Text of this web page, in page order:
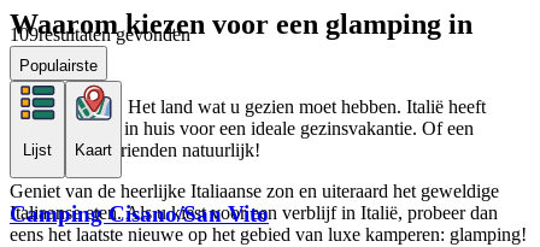
Waarom kiezen voor een glamping in
Italië?
La Bella Italia! Het land wat u gezien moet hebben. Italië heeft
werkelijk alles in huis voor een ideale gezinsvakantie. Of een
vakantie met vrienden natuurlijk!
Geniet van de heerlijke Italiaanse zon en uiteraard het geweldige
Italiaanse eten. Als u kiest voor een verblijf in Italië, probeer dan
eens het laatste nieuwe op het gebied van luxe kamperen: glamping!
109resultaten gevonden
Populairste
Lijst Kaart
Camping Cisano/San Vito